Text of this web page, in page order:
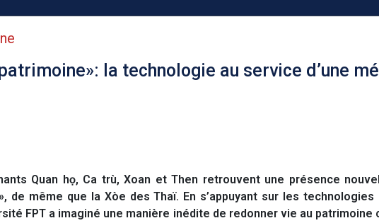
la technologie au service d’une
Quan họ, Ca trù, Xoan et Then retrouvent une présence
de même que la Xòe des Thaï. En s’appuyant sur les technologies
FPT a imaginé une manière inédite de redonner vie au